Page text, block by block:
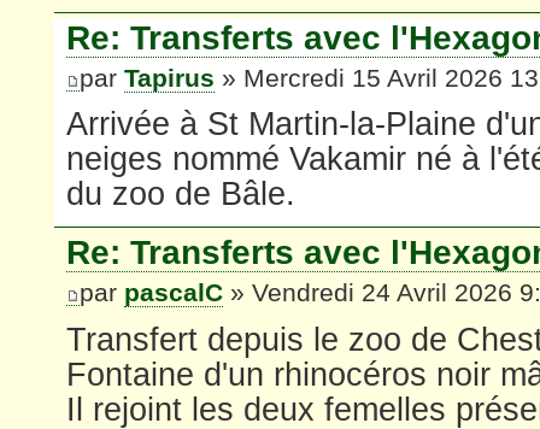
Re: Transferts avec
par Tapirus » Mercredi 15 Avril 2026
Arrivée à St Martin-la-Plaine
neiges nommé Vakamir né à
du zoo de Bâle.
Re: Transferts avec
par pascalC » Vendredi 24 Avril 2026
Transfert depuis le zoo de
Fontaine d'un rhinocéros noir
Il rejoint les deux femelles